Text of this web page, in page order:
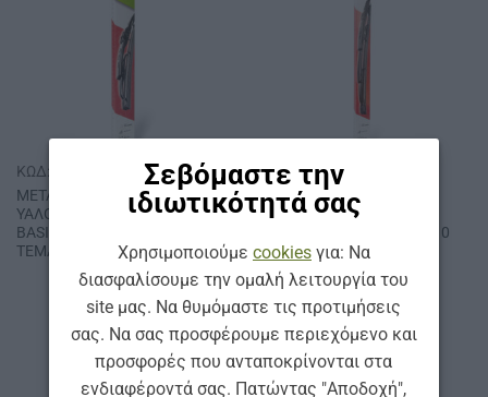
Σεβόμαστε την
ιδιωτικότητά σας
Χρησιμοποιούμε cookiesγια: Να
διασφαλίσουμε την ομαλή λειτουργία του
site μας. Να θυμόμαστε τις προτιμήσεις
σας. Να σας προσφέρουμε περιεχόμενο και
προσφορές που ανταποκρίνονται στα
ενδιαφέροντά σας. Πατώντας "Αποδοχή",
ΚΩΔ: B500-10
ΜΕΤΑΛΛΙΚΟΣ
ΥΑΛΟΚΑΘΑΡΙΣΤΗΡΑΣ SΙΜ
BASICFIT 500 mm (ΚΟΥΤΙ 10
ΤΕΜΑΧΙΩΝ)
ΚΩΔ: B525-10
ΜΕΤΑΛΛΙΚΟΣ
ΥΑΛΟΚΑΘΑΡΙΣΤΗΡΑΣ SΙΜ
BASICFIT 525 mm (ΚΟΥΤΙ 10
ΤΕΜΑΧΙΩΝ)